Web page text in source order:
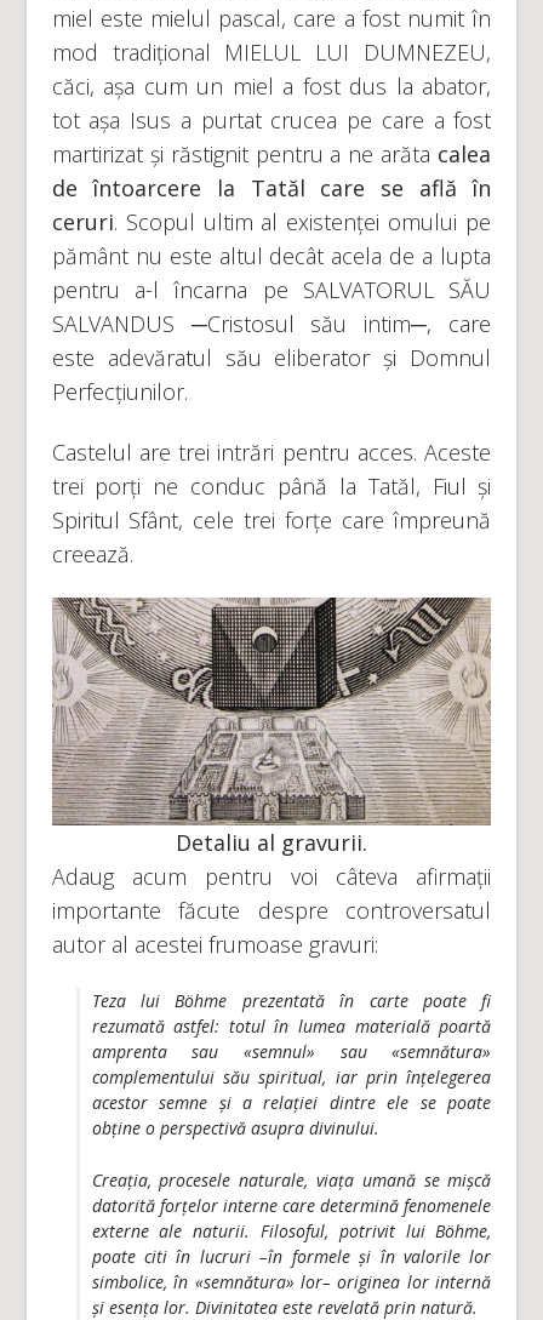
miel este mielul pascal, care a fost numit în
mod tradițional MIELUL LUI DUMNEZEU,
căci, așa cum un miel a fost dus la abator,
tot așa Isus a purtat crucea pe care a fost
martirizat și răstignit pentru a ne arăta calea
de întoarcere la Tatăl care se află în
ceruri. Scopul ultim al existenței omului pe
pământ nu este altul decât acela de a lupta
pentru a-l încarna pe SALVATORUL SĂU
SALVANDUS ─Cristosul său intim─, care
este adevăratul său eliberator și Domnul
Perfecțiunilor.
Castelul are trei intrări pentru acces. Aceste
trei porți ne conduc până la Tatăl, Fiul și
Spiritul Sfânt, cele trei forțe care împreună
creează.
Detaliu al gravurii.
Adaug acum pentru voi câteva afirmații
importante făcute despre controversatul
autor al acestei frumoase gravuri:
Teza lui Böhme prezentată în carte poate fi
rezumată astfel: totul în lumea materială poartă
amprenta sau «semnul» sau «semnătura»
complementului său spiritual, iar prin înțelegerea
acestor semne și a relației dintre ele se poate
obține o perspectivă asupra divinului.​
Creația, procesele naturale, viața umană se mișcă
datorită forțelor interne care determină fenomenele
externe ale naturii. Filosoful, potrivit lui Böhme,
poate citi în lucruri –în formele și în valorile lor
simbolice, în «semnătura» lor– originea lor internă
și esența lor. Divinitatea este revelată prin natură.